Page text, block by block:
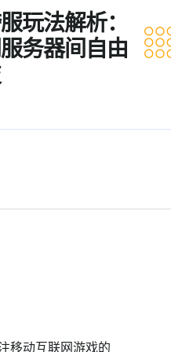
玩法解析：
务器间自由
移动互联网游戏的